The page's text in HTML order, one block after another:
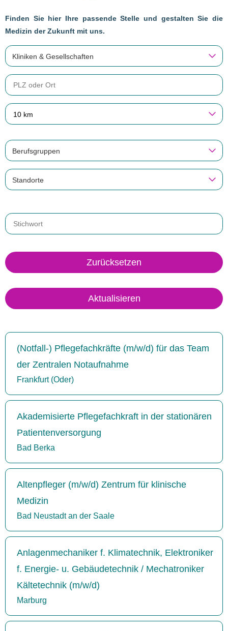
Finden Sie hier Ihre passende Stelle und gestalten Sie die
Medizin der Zukunft mit uns.
Kliniken & Gesellschaften
10 km
Berufsgruppen
Standorte
Zurücksetzen
Aktualisieren
(Notfall-) Pflegefachkräfte (m/w/d) für das Team
der Zentralen Notaufnahme
Frankfurt (Oder)
Akademisierte Pflegefachkraft in der stationären
Patientenversorgung
Bad Berka
Altenpfleger (m/w/d) Zentrum für klinische
Medizin
Bad Neustadt an der Saale
Anlagenmechaniker f. Klimatechnik, Elektroniker
f. Energie- u. Gebäudetechnik / Mechatroniker
Kältetechnik (m/w/d)
Marburg